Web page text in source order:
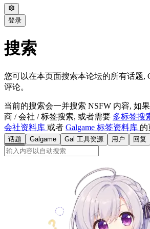
登录
搜索
您可以在本页面搜索本论坛的所有话题,
评论。
当前的搜索会一并搜索 NSFW 内容, 如
商 / 会社 / 标签搜索, 或者需要 多标签搜
会社资料库 或者 Galgame 标签资料库 的
话题 Galgame Gal 工具资源 用户 回复